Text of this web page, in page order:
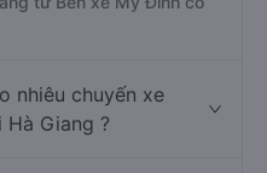
nhiêu chuyến xe
Giang ?